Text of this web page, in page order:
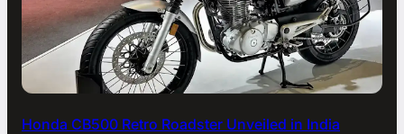
Honda CB500 Retro Roadster Unveiled in India